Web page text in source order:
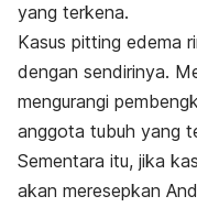
yang terkena.
Kasus pitting edema
dengan sendirinya.
mengurangi
anggota tubuh yang
Sementara itu, jika
akan meresepkan